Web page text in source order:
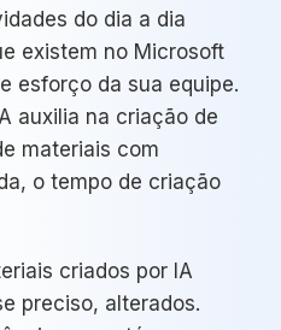
do dia a dia
existem no Microsoft
esforço da sua equipe.
auxilia na criação de
materiais com
o tempo de criação
criados por IA
preciso, alterados.